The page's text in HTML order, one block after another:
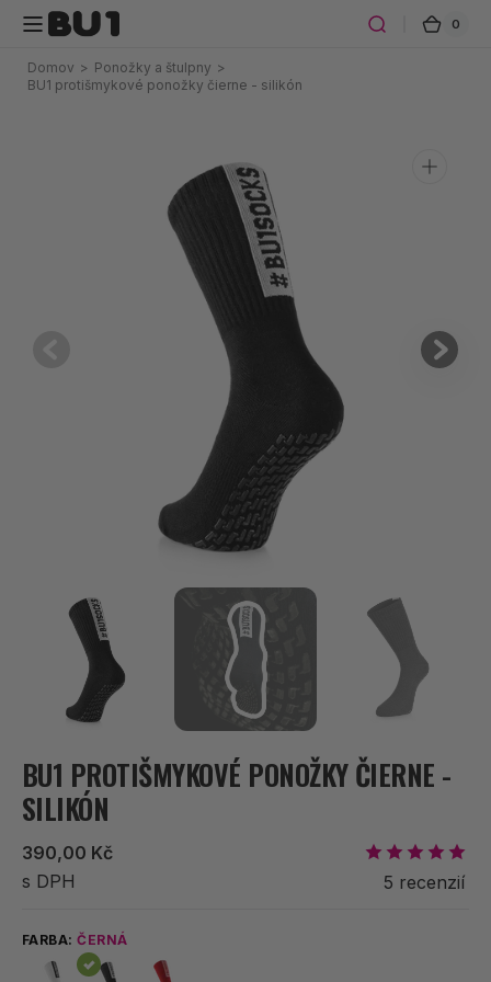
Preskočiť
na obsah
Košík
0
0
Domov > Ponožky a štulpny >
BU1 protišmykové ponožky čierne - silikón
BU1 PROTIŠMYKOVÉ PONOŽKY ČIERNE -
SILIKÓN
Bežná
cena
390,00 Kč
s DPH
5 recenzií
FARBA:ČERNÁ